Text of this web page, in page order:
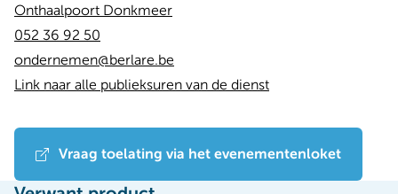
Onthaalpoort Donkmeer
052 36 92 50
ondernemen@berlare.be
Link naar alle publieksuren van de dienst
Vraag toelating via het evenementenloket